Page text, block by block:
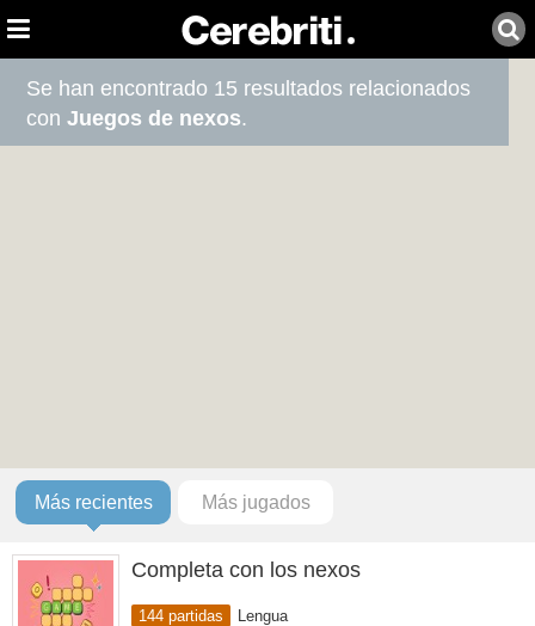
Se han encontrado 15 resultados relacionados
conJuegos de nexos.
Más recientes Más jugados
Completa con los nexos
144 partidas Lengua